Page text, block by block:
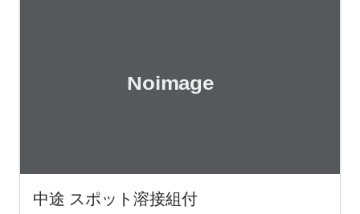
中途 スポット溶接組付